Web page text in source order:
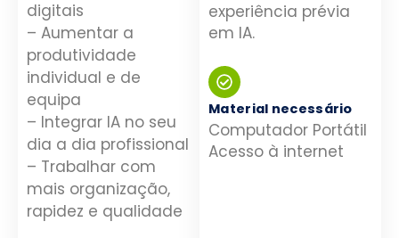
digitais
– Aumentar a
produtividade
individual e de
equipa
– Integrar IA no seu
dia a dia profissional
– Trabalhar com
mais organização,
rapidez e qualidade
experiência prévia
em IA.
Material necessário
Computador Portátil
Acesso à internet